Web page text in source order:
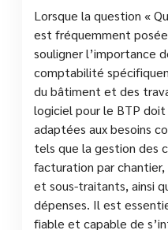
Lorsque la question «
est fréquemment
souligner l’importance
comptabilité
du bâtiment et des
logiciel pour le BTP
adaptées aux besoins
tels que la gestion des
facturation par chantier,
et sous-traitants, ainsi
dépenses. Il est
fiable et capable de